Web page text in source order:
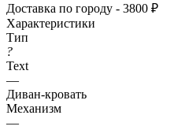
Доставка по городу - 3800 ₽
Характеристики
Тип
?
Text
—
Диван-кровать
Механизм
—